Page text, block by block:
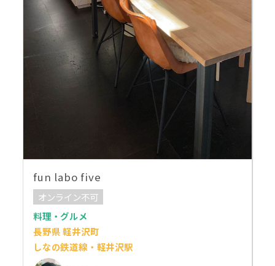
fun labo five
オンライン不可
料理・グルメ
長野県 軽井沢町
しなの鉄道線・軽井沢駅